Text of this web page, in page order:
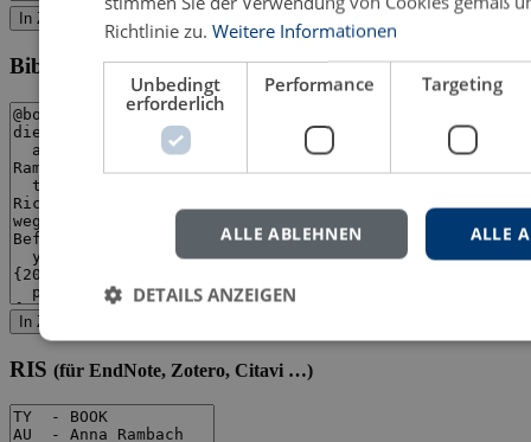
In Zwischenablage kopieren MARC 21 herunterladen
BibTeX
In Zwischenablage kopieren
RIS (für EndNote, Zotero, Citavi …)
Richtlinie zu. Weitere Informationen
Unbedingt
erforderlich
Performance Targeting
ALLE
ALLE ABLEHNEN
DETAILS ANZEIGEN